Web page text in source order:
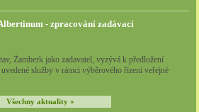
- zpracování zadávací
Žamberk jako zadavatel, vyzývá k předložení
služby v rámci výběrového řízení veřejné
Všechny aktuality »